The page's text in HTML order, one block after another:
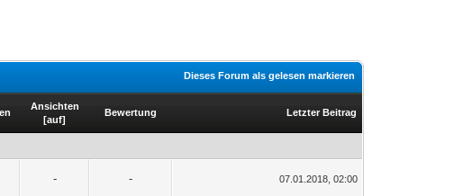
Dieses Forum als gelesen markieren
Ansichten
[auf]
Bewertung Letzter Beitrag
- - 07.01.2018, 02:00